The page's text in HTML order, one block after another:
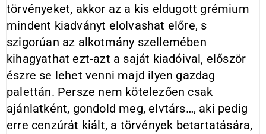
törvényeket, akkor az a kis eldugott grémium
mindent kiadványt elolvashat előre, s
szigorúan az alkotmány szellemében
kihagyathat ezt-azt a saját kiadóival, először
észre se lehet venni majd ilyen gazdag
palettán. Persze nem kötelezően csak
ajánlatként, gondold meg, elvtárs…, aki pedig
erre cenzúrát kiált, a törvények betartatására,